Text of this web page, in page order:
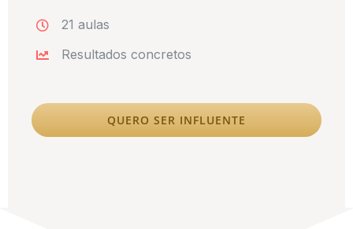
21 aulas
Resultados concretos
QUERO SER INFLUENTE